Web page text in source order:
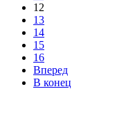
12
13
14
15
16
Вперед
В конец